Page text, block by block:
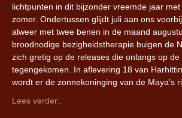
lichtpunten in dit bijzonder vreemde jaar
zomer. Ondertussen glijdt juli aan ons
alweer met twee benen in de maand
broodnodige bezigheidstherapie buigen de
zich gretig op de releases die onlangs op de
tegengekomen. In aflevering 18 van
wordt er de zonnekoninging van de Maya’s
Lees verder..